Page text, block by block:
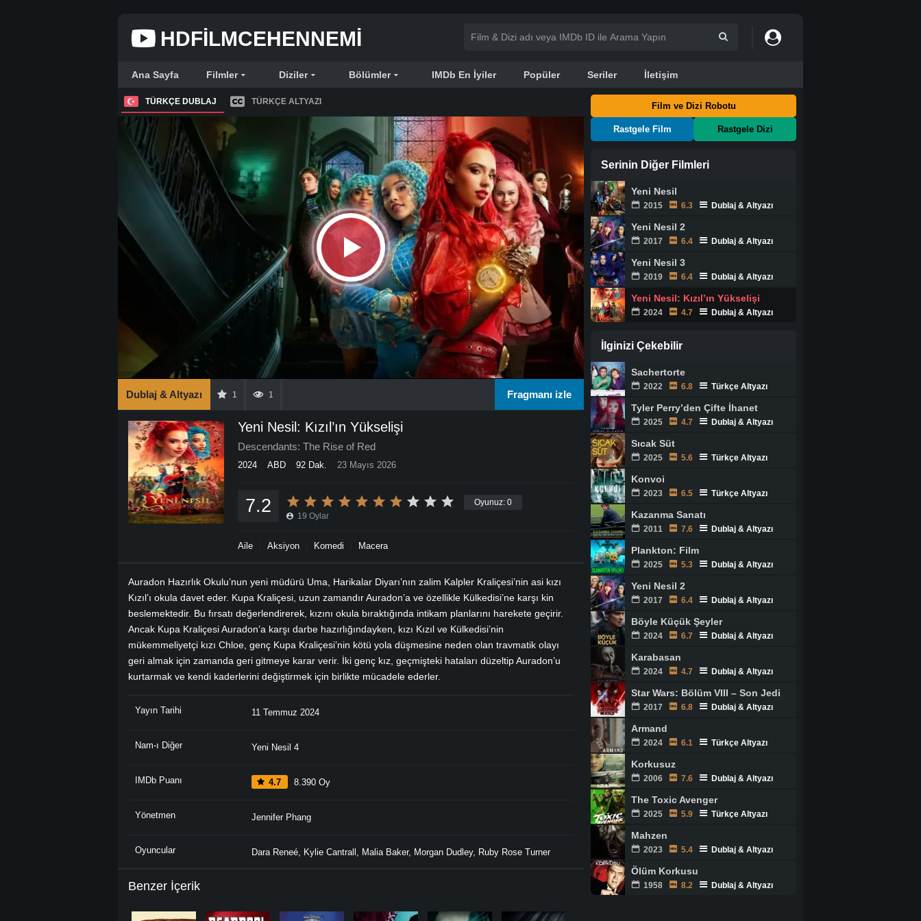
HDFILMCEHENNEMI
Ana Sayfa Filmler Diziler Bölümler IMDb En İyiler Popüler Seriler İletişim
TÜRKÇE DUBLAJ TÜRKÇE ALTYAZI
Dublaj & Altyazı 1 1 Fragmanı izle
Yeni Nesil: Kızıl’ın Yükselişi
Descendants: The Rise of Red
2024 ABD 92 Dak. 23 Mayıs 2026
Oyunuz: 0
7.2 19 Oylar
Aile Aksiyon Komedi Macera
Auradon Hazırlık Okulu’nun yeni müdürü Uma, Harikalar Diyarı’nın zalim Kalpler Kraliçesi’nin asi kızı
Kızıl’ı okula davet eder. Kupa Kraliçesi, uzun zamandır Auradon’a ve özellikle Külkedisi’ne karşı kin
beslemektedir. Bu fırsatı değerlendirerek, kızını okula bıraktığında intikam planlarını harekete geçirir.
Ancak Kupa Kraliçesi Auradon’a karşı darbe hazırlığındayken, kızı Kızıl ve Külkedisi’nin
mükemmeliyetçi kızı Chloe, genç Kupa Kraliçesi’nin kötü yola düşmesine neden olan travmatik olayı
geri almak için zamanda geri gitmeye karar verir. İki genç kız, geçmişteki hataları düzeltip Auradon’u
kurtarmak ve kendi kaderlerini değiştirmek için birlikte mücadele ederler.
Yayın Tarihi 11 Temmuz 2024
Nam-ı Diğer Yeni Nesil 4
IMDb Puanı 4.7 8.390 Oy
Yönetmen Jennifer Phang
Oyuncular Dara Reneé Kylie Cantrall Malia Baker, Morgan Dudley, Ruby Rose Turner
Benzer İçerik
Film ve Dizi Robotu
Rastgele Film Rastgele Dizi
Serinin Diğer Filmleri
Yeni Nesil
2015 6.3 Dublaj & Altyazı
Yeni Nesil 2
2017 6.4 Dublaj & Altyazı
Yeni Nesil 3
2019 6.4 Dublaj & Altyazı
Yeni Nesil: Kızıl’ın Yükselişi
2024 4.7 Dublaj & Altyazı
İlginizi Çekebilir
Sachertorte
2022 6.8 Türkçe Altyazı
Tyler Perry’den Çifte İhanet
2025 4.7 Dublaj & Altyazı
Sıcak Süt
2025 5.6 Türkçe Altyazı
Konvoi
2023 6.5 Türkçe Altyazı
Kazanma Sanatı
2011 7.6 Dublaj & Altyazı
Plankton: Film
2025 5.3 Dublaj & Altyazı
Yeni Nesil 2
2017 6.4 Dublaj & Altyazı
Böyle Küçük Şeyler
2024 6.7 Dublaj & Altyazı
Karabasan
2024 4.7 Dublaj & Altyazı
Star Wars: Bölüm VIII – Son Jedi
2017 6.8 Dublaj & Altyazı
Armand
2024 6.1 Türkçe Altyazı
Korkusuz
2006 7.6 Dublaj & Altyazı
The Toxic Avenger
2025 5.9 Türkçe Altyazı
Mahzen
2023 5.4 Dublaj & Altyazı
Ölüm Korkusu
1958 8.2 Dublaj & Altyazı